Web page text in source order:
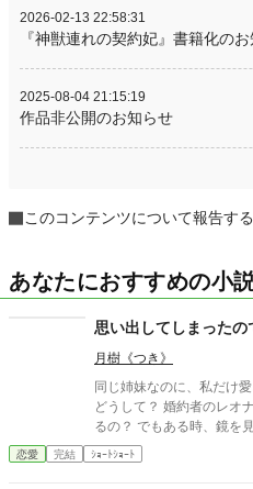
2026-02-13 22:58:31
『神獣連れの契約妃』書籍化の
2025-08-04 21:15:19
作品非公開のお知らせ
このコンテンツについて報告する
あなたにおすすめの小
思い出してしまったの
月樹《つき》
同じ姉妹なのに、私だけ
どうして？ 婚約者のレオ
るの？ でもある時、鏡を見て思い出してしまったのです。 愛され
ないのは当然です。 だっ
恋愛 完結 ｼｮｰﾄｼｮｰﾄ